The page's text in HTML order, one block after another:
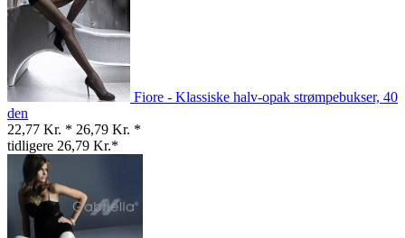
Fiore - Klassiske halv-opak strømpebukser, 40
den
22,77 Kr. * 26,79 Kr. *
tidligere 26,79 Kr.*